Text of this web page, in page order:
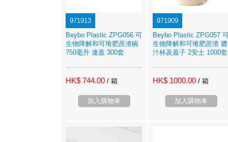
971913
Beybo Plastic ZPG056 可
生物降解和可堆肥蔗渣碗
750毫升 連蓋 300套
HK$ 744.00 / 箱
加入購物車
971909
Beybo Plastic ZPG057
生物降解和可堆肥蔗渣 醬
汁杯及蓋子 2安士 1000套
HK$ 1000.00 / 箱
加入購物車